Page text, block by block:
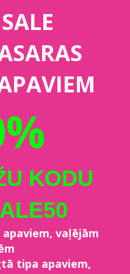
KODU
vaļējām
tipa apaviem,